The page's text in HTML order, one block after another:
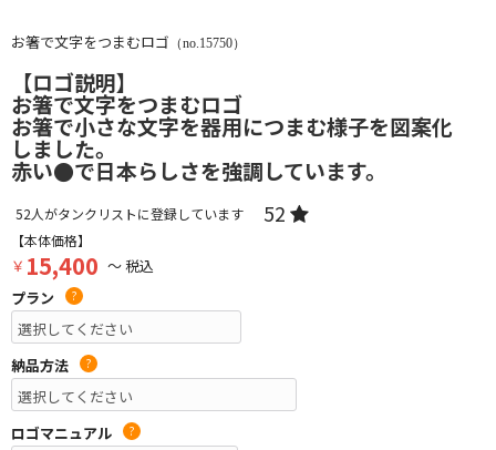
お箸で文字をつまむロゴ （no.15750）
【ロゴ説明】
お箸で文字をつまむロゴ
お箸で小さな文字を器用につまむ様子を図案化
しました。
赤い●で日本らしさを強調しています。
52人がタンクリストに登録しています 52
【本体価格】
￥ 15,400 ～ 税込
プラン
?
納品方法 ?
ロゴマニュアル ?